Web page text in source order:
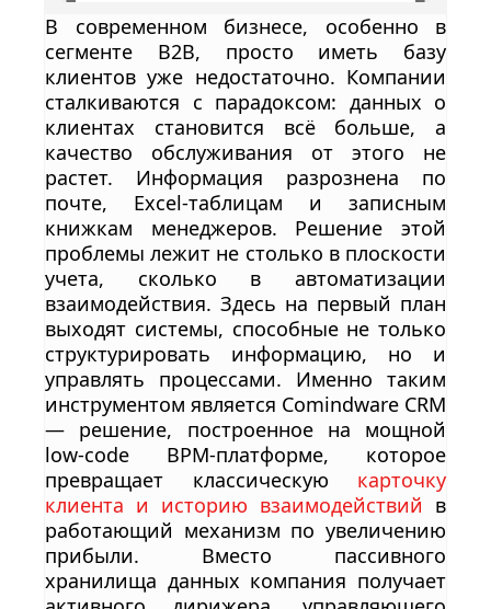
В современном бизнесе, особенно в
сегменте B2B, просто иметь базу
клиентов уже недостаточно. Компании
сталкиваются с парадоксом: данных о
клиентах становится всё больше, а
качество обслуживания от этого не
растет. Информация разрознена по
почте, Excel-таблицам и записным
книжкам менеджеров. Решение этой
проблемы лежит не столько в плоскости
учета, сколько в автоматизации
взаимодействия. Здесь на первый план
выходят системы, способные не только
структурировать информацию, но и
управлять процессами. Именно таким
инструментом является Comindware CRM
— решение, построенное на мощной
low-code BPM-платформе, которое
превращает классическую
карточку
клиента и историю взаимодействий в
работающий механизм по увеличению
прибыли. Вместо пассивного
хранилища данных компания получает